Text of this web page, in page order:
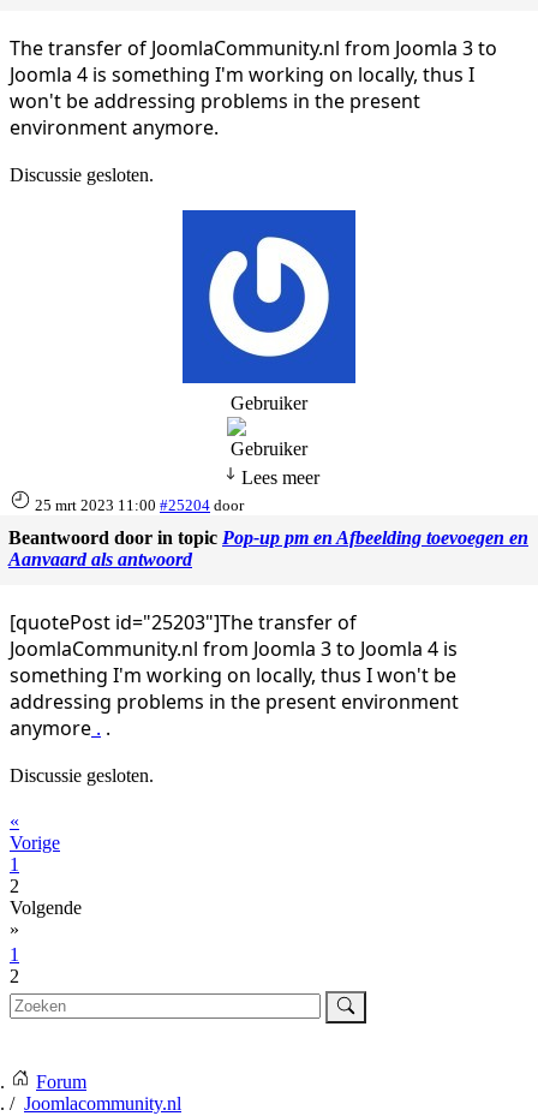
The transfer of JoomlaCommunity.nl from Joomla 3 to
Joomla 4 is something I'm working on locally, thus I
won't be addressing problems in the present
environment anymore.
Discussie gesloten.
Gebruiker
Lees meer
25 mrt 2023 11:00 #25204 door
Beantwoord door in topic Pop-up pm en Afbeelding toevoegen en
Aanvaard als antwoord
[quotePost id="25203"]The transfer of
JoomlaCommunity.nl from Joomla 3 to Joomla 4 is
something I'm working on locally, thus I won't be
addressing problems in the present environment
anymore . .
Discussie gesloten.
«
Vorige
1
2
Volgende
»
1
2
Forum
Joomlacommunity.nl